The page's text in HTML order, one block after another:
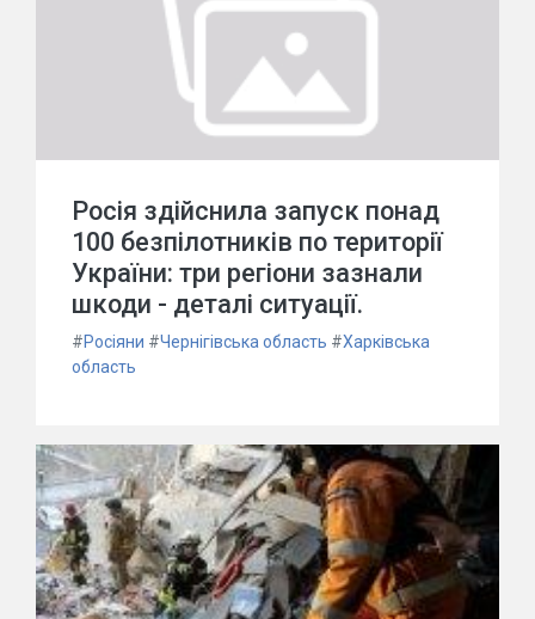
Росія здійснила запуск понад
100 безпілотників по території
України: три регіони зазнали
шкоди - деталі ситуації.
#Росіяни #Чернігівська область #Харківська
область